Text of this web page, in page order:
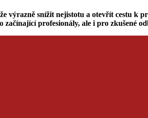
snížit nejistotu a otevřít cestu k
profesionály, ale i pro zkušené